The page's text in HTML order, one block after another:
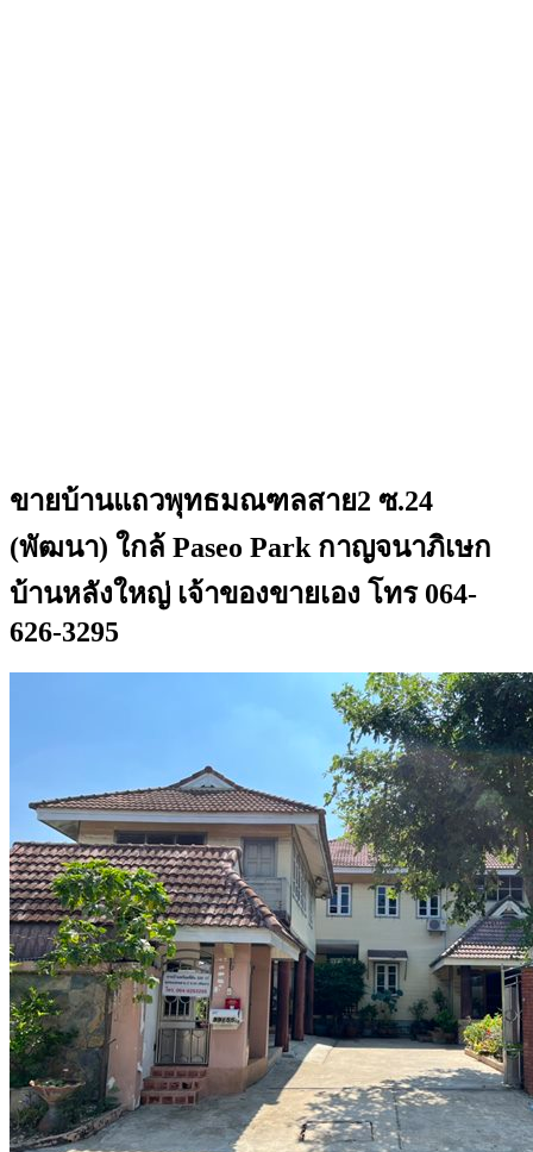
ขายบ้านแถวพุทธมณฑลสาย2 ซ.24
(พัฒนา) ใกล้ Paseo Park กาญจนาภิเษก
บ้านหลังใหญ่ เจ้าของขายเอง โทร 064-
626-3295